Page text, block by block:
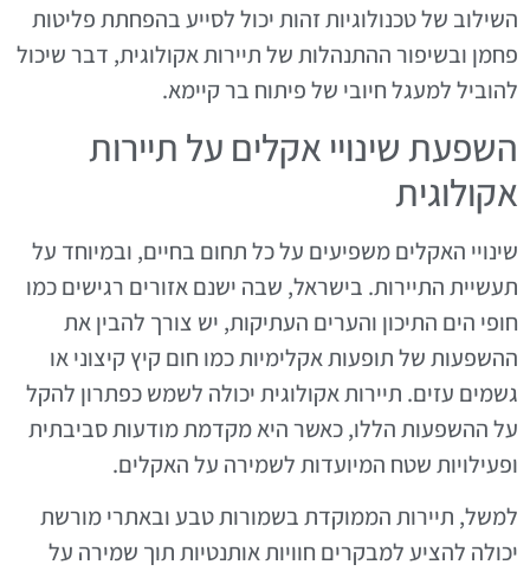
השילוב של טכנולוגיות זהות יכול לסייע בהפחתת פליטות
פחמן ובשיפור ההתנהלות של תיירות אקולוגית, דבר שיכול
להוביל למעגל חיובי של פיתוח בר קיימא.
השפעת שינויי אקלים על תיירות
אקולוגית
שינויי האקלים משפיעים על כל תחום בחיים, ובמיוחד על
תעשיית התיירות. בישראל, שבה ישנם אזורים רגישים כמו
חופי הים התיכון והערים העתיקות, יש צורך להבין את
ההשפעות של תופעות אקלימיות כמו חום קיץ קיצוני או
גשמים עזים. תיירות אקולוגית יכולה לשמש כפתרון להקל
על ההשפעות הללו, כאשר היא מקדמת מודעות סביבתית
ופעילויות שטח המיועדות לשמירה על האקלים.
למשל, תיירות הממוקדת בשמורות טבע ובאתרי מורשת
יכולה להציע למבקרים חוויות אותנטיות תוך שמירה על